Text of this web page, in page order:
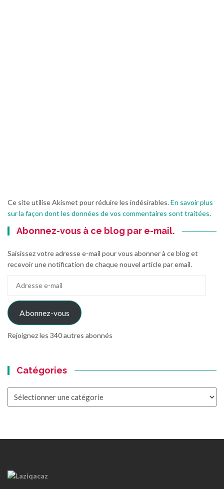
Ce site utilise Akismet pour réduire les indésirables.En savoir plus
sur la façon dont les données de vos commentaires sont traitées.
Abonnez-vous à ce blog par e-mail.
Saisissez votre adresse e-mail pour vous abonner à ce blog et
recevoir une notification de chaque nouvel article par email.
mail
Abonnez-vous
Rejoignez les 340 autres abonnés
Catégories